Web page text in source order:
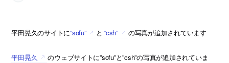
平田晃久のサイトに“sofu” と “csh” の写真が追加されています
平田晃久
のウェブサイトに”sofu”と”csh”の写真が追加されていま